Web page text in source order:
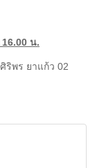
น.
ริพร ยาแก้ว 02